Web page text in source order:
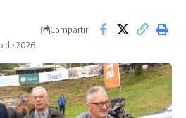
de 2026
Compartir